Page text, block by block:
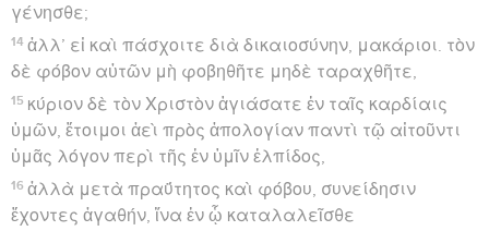
γένησθε;
14 ἀλλ’ εἰ καὶ πάσχοιτε διὰ δικαιοσύνην, μακάριοι. τὸν
δὲ φόβον αὐτῶν μὴ φοβηθῆτε μηδὲ ταραχθῆτε,
15 κύριον δὲ τὸν Χριστὸν ἁγιάσατε ἐν ταῖς καρδίαις
ὑμῶν, ἕτοιμοι ἀεὶ πρὸς ἀπολογίαν παντὶ τῷ αἰτοῦντι
ὑμᾶς λόγον περὶ τῆς ἐν ὑμῖν ἐλπίδος,
16 ἀλλὰ μετὰ πραΰτητος καὶ φόβου, συνείδησιν
ἔχοντες ἀγαθήν, ἵνα ἐν ᾧ καταλαλεῖσθε